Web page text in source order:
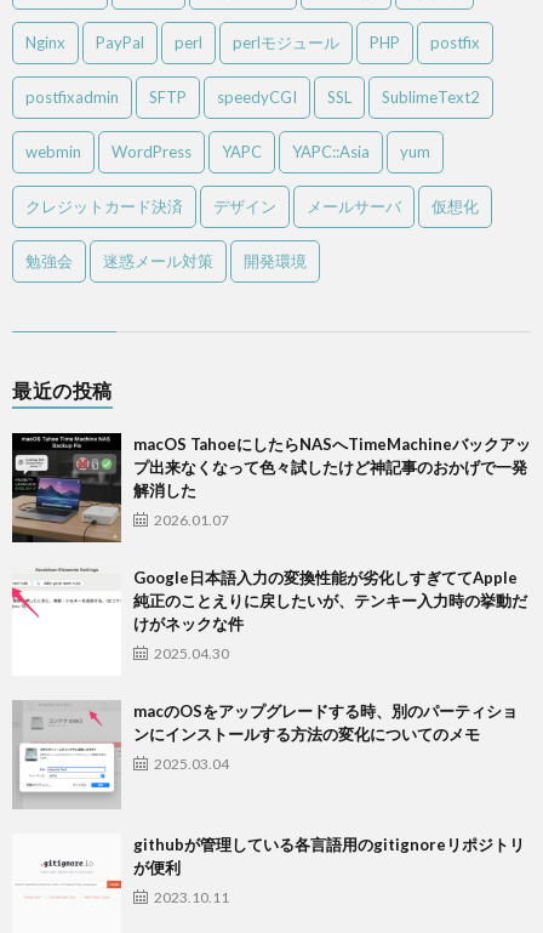
Nginx PayPal perl perlモジュール PHP postfix
postfixadmin SFTP speedyCGI SSL SublimeText2
webmin WordPress YAPC YAPC::Asia yum
クレジットカード決済 デザイン メールサーバ 仮想化
勉強会 迷惑メール対策 開発環境
最近の投稿
macOS TahoeにしたらNASへTimeMachineバックアッ
プ出来なくなって色々試したけど神記事のおかげで一発
解消した
2026.01.07
Google日本語入力の変換性能が劣化しすぎててApple
純正のことえりに戻したいが、テンキー入力時の挙動だ
けがネックな件
2025.04.30
macのOSをアップグレードする時、別のパーティショ
ンにインストールする方法の変化についてのメモ
2025.03.04
githubが管理している各言語用のgitignoreリポジトリ
が便利
2023.10.11